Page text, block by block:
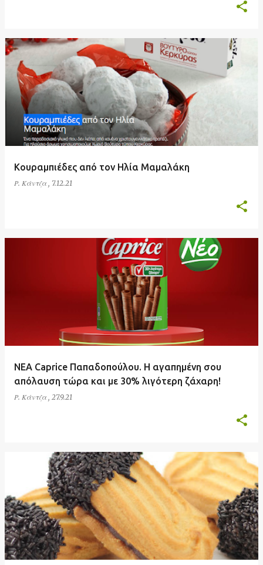
Κουραμπιέδες από τον Ηλία Μαμαλάκη
Ρ. Κάντζα , 7.12.21
ΝΕΑ Caprice Παπαδοπούλου. Η αγαπημένη σου
απόλαυση τώρα και με 30% λιγότερη ζάχαρη!
Ρ. Κάντζα , 27.9.21